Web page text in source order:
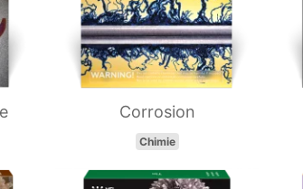
Corrosion
Chimie